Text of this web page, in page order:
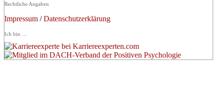
Rechtliche Angaben
Impressum /Datenschutzerklärung
Ich bin …